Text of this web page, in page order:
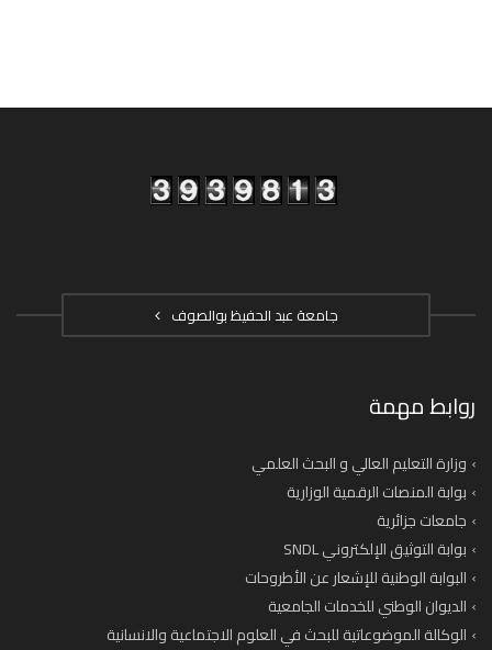
جامعة عبد الحفيظ بوالصوف
روابط مهمة
وزارة التعليم العالي و البحث العلمي
بوابة المنصات الرقمية الوزارية
جامعات جزائرية
بوابة التوثيق الإلكتروني SNDL
البوابة الوطنية للإشعار عن الأطروحات
الديوان الوطني للخدمات الجامعية
الوكالة الموضوعاتية للبحث في العلوم الاجتماعية والانسانية